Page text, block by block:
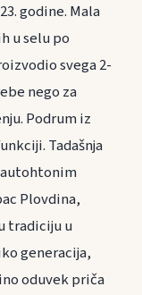
godine. Mala
u selu po
svega 2-
nego za
Podrum iz
Tadašnja
autohtonim
Plovdina,
tradiciju u
generacija,
oduvek priča